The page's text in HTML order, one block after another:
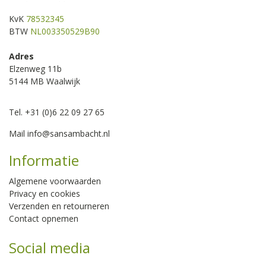
KvK 78532345
BTW NL003350529B90
Adres
Elzenweg 11b
5144 MB Waalwijk
Tel. +31 (0)6 22 09 27 65
Mail info@sansambacht.nl
Informatie
Algemene voorwaarden
Privacy en cookies
Verzenden en retourneren
Contact opnemen
Social media